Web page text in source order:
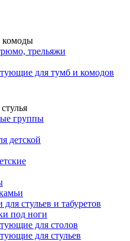
трельяжи
для тумб и комодов
группы
детской
стульев и табуретов
под ноги
для столов
для стульев